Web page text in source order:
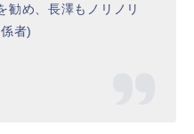
勧め、長澤もノリノリ
者)